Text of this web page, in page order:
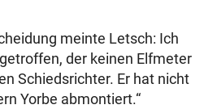
meinte Letsch: Ich
der keinen Elfmeter
Schiedsrichter. Er hat nicht
Yorbe abmontiert.“